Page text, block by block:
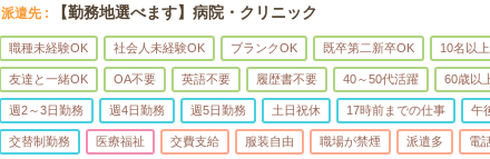
派遣先 【勤務地選べます】病院・クリニック
職種未経験OK 社会人未経験OK ブランクOK 既卒第二新卒OK 10名以
友達と一緒OK OA不要 英語不要 履歴書不要 40～50代活躍 60歳以
週2～3日勤務 週4日勤務 週5日勤務 土日祝休 17時前までの仕事 午
交替制勤務 医療福祉 交費支給 服装自由 職場が禁煙 派遣多 電